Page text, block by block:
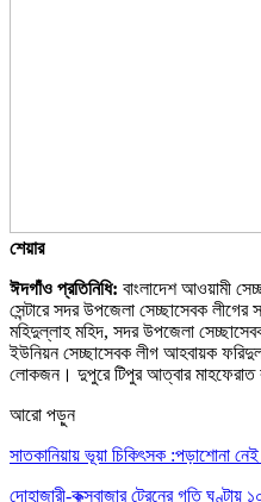
শেয়ার
ঈদগাঁও প্রতিনিধি: বাংলাদেশ আওয়ামী
সেন্টারে সদর উপজেলা সেচ্ছাসেবক
মহিদুল্লাহ মহিদ, সদর উপজেলা
ইউনিয়ন সেচ্ছাসেবক লীগ আহবায়ক
লোকজন। দুপুরে টিপুর আত্বার মাহফেরাত
আরো পড়ুন
সাতকানিয়ায় ভূয়া চিকিৎসক :পড়াশোনা
দোহাজারী-কক্সবাজার ট্রেনের গতি